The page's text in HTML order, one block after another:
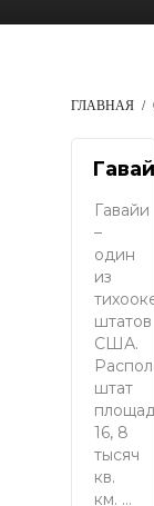
ГЛАВНАЯ
Гавайи
–
один
из
штатов
США.
штат
16, 8
тысяч
кв.
км. ...